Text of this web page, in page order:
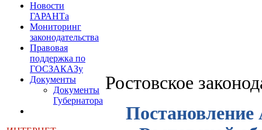
Новости
ГАРАНТа
Мониторинг
законодательства
Правовая
поддержка по
ГОСЗАКАЗу
Документы
Документы
Губернатора
Ростовское